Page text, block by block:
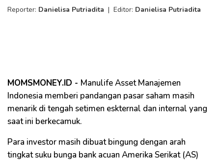
Reporter: Danielisa Putriadita | Editor: Danielisa Putriadita
MOMSMONEY.ID - Manulife Asset Manajemen
Indonesia memberi pandangan pasar saham masih
menarik di tengah setimen eskternal dan internal yang
saat ini berkecamuk.
Para investor masih dibuat bingung dengan arah
tingkat suku bunga bank acuan Amerika Serikat (AS)